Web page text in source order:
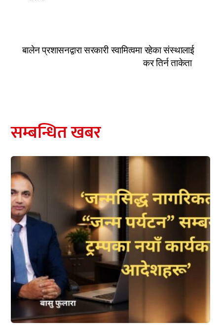
बालेन प्रशासनद्वारा सरकारी स्वामित्वमा रहेका संस्थालाई
कर तिर्न ताकेता
सम्बन्धित खबर